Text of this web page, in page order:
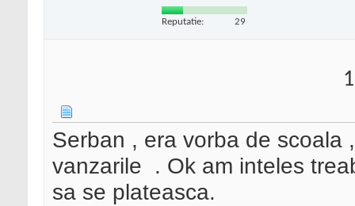
Reputatie: 29
Serban , era vorba de scoala
vanzarile . Ok am inteles
sa se plateasca.